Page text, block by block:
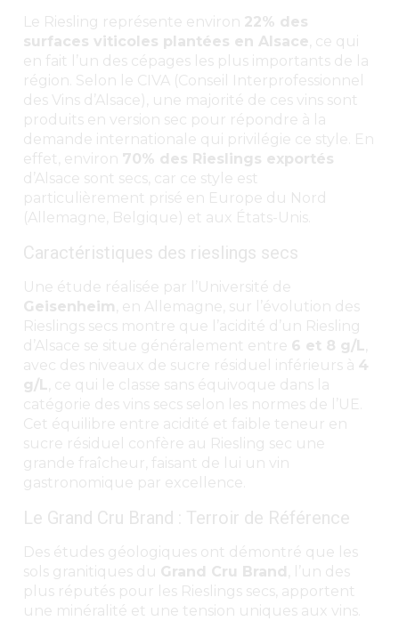
Le Riesling représente environ 22% des
surfaces viticoles plantées en Alsace , ce qui
en fait l’un des cépages les plus importants de la
région. Selon le CIVA (Conseil Interprofessionnel
des Vins d’Alsace), une majorité de ces vins sont
produits en version sec pour répondre à la
demande internationale qui privilégie ce style. En
effet, environ 70% des Rieslings exportés
d’Alsace sont secs, car ce style est
particulièrement prisé en Europe du Nord
(Allemagne, Belgique) et aux États-Unis.
Caractéristiques des rieslings secs
Une étude réalisée par l’Université de
Geisenheim , en Allemagne, sur l’évolution des
Rieslings secs montre que l’acidité d’un Riesling
d’Alsace se situe généralement entre 6 et 8 g/L
avec des niveaux de sucre résiduel inférieurs à 4
g/L , ce qui le classe sans équivoque dans la
catégorie des vins secs selon les normes de l’UE.
Cet équilibre entre acidité et faible teneur en
sucre résiduel confère au Riesling sec une
grande fraîcheur, faisant de lui un vin
gastronomique par excellence.
Le Grand Cru Brand : Terroir de Référence
Des études géologiques ont démontré que les
sols granitiques du Grand Cru Brand
, l’un des
plus réputés pour les Rieslings secs, apportent
une minéralité et une tension uniques aux vins.